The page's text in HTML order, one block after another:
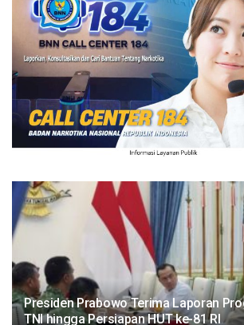
Presiden Prabowo Terima Laporan
TNI hingga Persiapan HUT ke-81 RI